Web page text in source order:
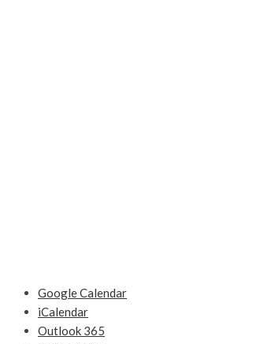
Google Calendar
iCalendar
Outlook 365